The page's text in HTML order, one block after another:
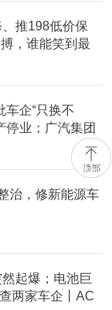
推198低价保
，谁能笑到最
车企“只换不
停业；广汽集团
治，修新能源车
起爆；电池巨
两家车企丨AC